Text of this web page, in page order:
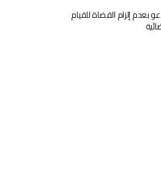
بعدم إلزام القضاة للقيام